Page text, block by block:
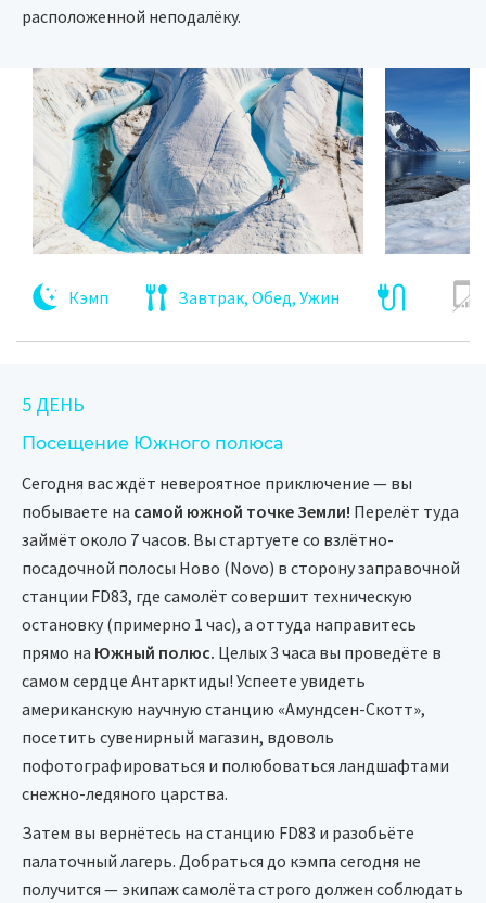
расположенной неподалёку.
Кэмп Завтрак, Обед, Ужин
5 ДЕНЬ
Посещение Южного полюса
Сегодня вас ждёт невероятное приключение — вы
побываете на самой южной точке Земли! Перелёт туда
займёт около 7 часов. Вы стартуете со взлётно-
посадочной полосы Ново (Novo) в сторону заправочной
станции FD83, где самолёт совершит техническую
остановку (примерно 1 час), а оттуда направитесь
прямо на Южный полюс. Целых 3 часа вы проведёте в
самом сердце Антарктиды! Успеете увидеть
американскую научную станцию «Амундсен-Скотт»,
посетить сувенирный магазин, вдоволь
пофотографироваться и полюбоваться ландшафтами
снежно-ледяного царства.
Затем вы вернётесь на станцию FD83 и разобьёте
палаточный лагерь. Добраться до кэмпа сегодня не
получится — экипаж самолёта строго должен соблюдать